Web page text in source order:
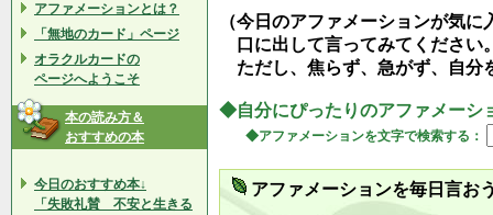
アファメーションとは？
「無地のカード」ページ
オラクルカードの
ページへようこそ
本の読み方＆
おすすめの本
今日のおすすめ本↓
「失敗礼賛 不安と生きる
（今日のアファメーションが気
口に出して言ってみてください
ただし、焦らず、急がず、自分
◆自分にぴったりのアファメーシ
◆アファメーションを文字で検索する：
アファメーションを毎日言お